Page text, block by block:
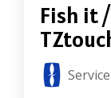
Fish it